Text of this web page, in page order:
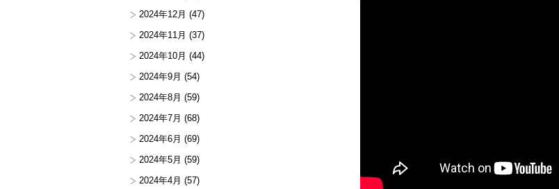
2024年12月 (47)
2024年11月 (37)
2024年10月 (44)
2024年9月 (54)
2024年8月 (59)
2024年7月 (68)
2024年6月 (69)
2024年5月 (59)
2024年4月 (57)